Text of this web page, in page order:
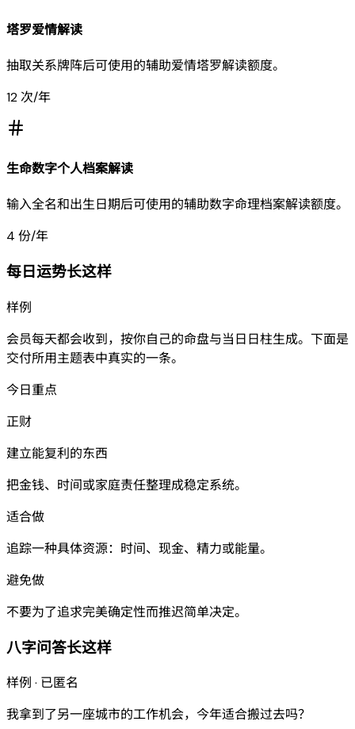
塔罗爱情解读
抽取关系牌阵后可使用的辅助爱情塔罗解读额度。
12 次/年
生命数字个人档案解读
输入全名和出生日期后可使用的辅助数字命理档案解读额度。
4 份/年
每日运势长这样
样例
会员每天都会收到，按你自己的命盘与当日日柱生成。下面是
交付所用主题表中真实的一条。
今日重点
正财
建立能复利的东西
把金钱、时间或家庭责任整理成稳定系统。
适合做
追踪一种具体资源：时间、现金、精力或能量。
避免做
不要为了追求完美确定性而推迟简单决定。
八字问答长这样
样例 · 已匿名
我拿到了另一座城市的工作机会，今年适合搬过去吗？